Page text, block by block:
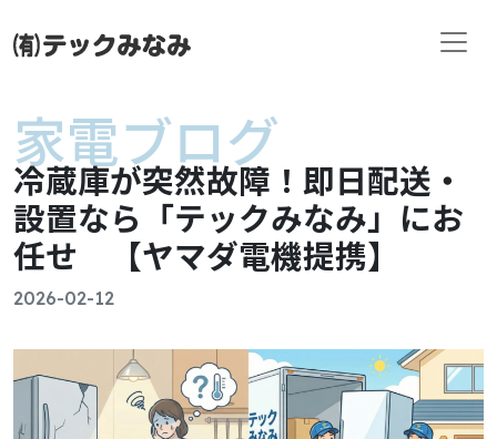
メインナビゲーション
家電ブログ
冷蔵庫が突然故障！即日配送・
設置なら「テックみなみ」にお
任せ 【ヤマダ電機提携】
2026-02-12